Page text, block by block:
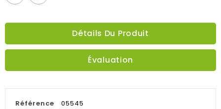
Détails Du Produit
Évaluation
Référence 05545